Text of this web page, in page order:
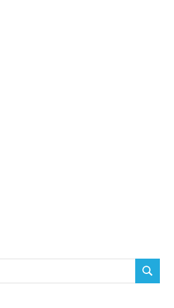
SEARCH